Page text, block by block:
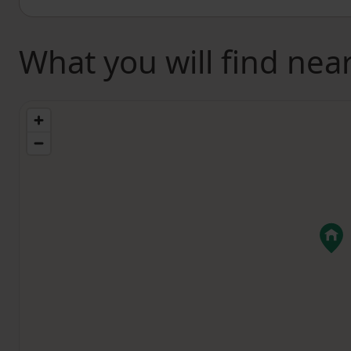
What you will find